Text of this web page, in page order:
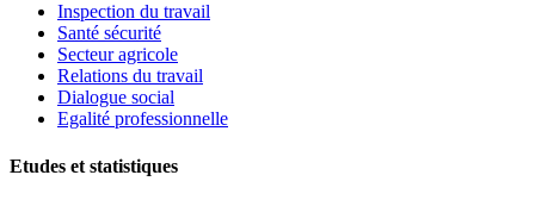
Inspection du travail
Santé sécurité
Secteur agricole
Relations du travail
Dialogue social
Egalité professionnelle
Etudes et statistiques